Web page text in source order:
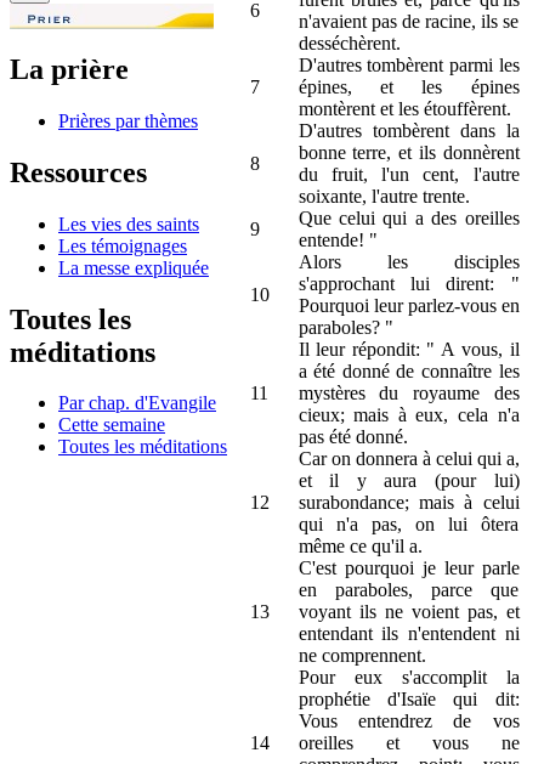
La prière
Prières par thèmes
Ressources
Les vies des saints
Les témoignages
La messe expliquée
Toutes les
méditations
Par chap. d'Evangile
Cette semaine
Toutes les méditations
6
n'avaient pas de racine, ils se
desséchèrent.
7
D'autres tombèrent parmi les
épines, et les épines
montèrent et les étouffèrent.
8
D'autres tombèrent dans la
bonne terre, et ils donnèrent
du fruit, l'un cent, l'autre
soixante, l'autre trente.
9
Que celui qui a des oreilles
entende! "
10
Alors les disciples
s'approchant lui dirent: "
Pourquoi leur parlez-vous en
paraboles? "
11
Il leur répondit: " A vous, il
a été donné de connaître les
mystères du royaume des
cieux; mais à eux, cela n'a
pas été donné.
12
Car on donnera à celui qui a,
et il y aura (pour lui)
surabondance; mais à celui
qui n'a pas, on lui ôtera
même ce qu'il a.
13
C'est pourquoi je leur parle
en paraboles, parce que
voyant ils ne voient pas, et
entendant ils n'entendent ni
ne comprennent.
14
Pour eux s'accomplit la
prophétie d'Isaïe qui dit:
Vous entendrez de vos
oreilles et vous ne